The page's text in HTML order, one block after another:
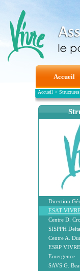
Accueil
Accueil >Structures
Direction
ESAT
Centre D.
SISPPH
Centre A.
ESRP VIVRE
Emergence
SAVS G.